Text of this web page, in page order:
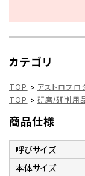
カテゴリ
TOP > アストロプロ
TOP > 研磨/研削用
商品仕様
呼びサイズ
本体サイズ